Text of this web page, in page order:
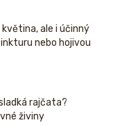
květina, ale i účinný
nebo hojivou
rajčata?
živiny